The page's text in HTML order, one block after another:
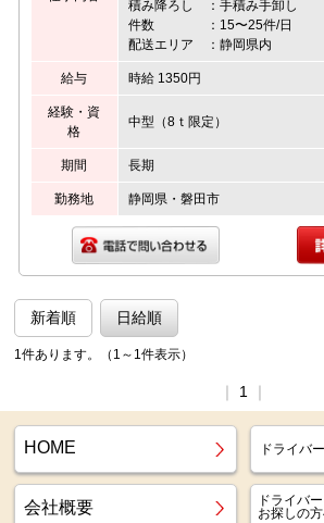
積み降ろし ：手積み手卸し
件数 ：15〜25件/日
配送エリア ：静岡県内
給与 時給 1350円
経験・資
格
中型（8ｔ限定）
期間 長期
勤務地 静岡県・磐田市
新着順 日給順
1件あります。（1～1件表示）
1
HOME ドライバ
会社概要
ドライバ
お探しの